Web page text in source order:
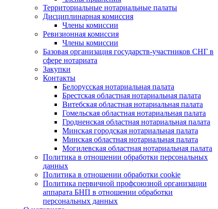
Территориальные нотариальные палаты
Дисциплинарная комиссия
Члены комиссии
Ревизионная комиссия
Члены комиссии
Базовая организация государств-участников СНГ в
сфере нотариата
Закупки
Контакты
Белорусская нотариальная палата
Брестская областная нотариальная палата
Витебская областная нотариальная палата
Гомельская областная нотариальная палата
Гродненская областная нотариальная палата
Минская городская нотариальная палата
Минская областная нотариальная палата
Могилевская областная нотариальная палата
Политика в отношении обработки персональных
данных
Политика в отношении обработки cookie
Политика первичной профсоюзной организации
аппарата БНП в отношении обработки
персональных данных